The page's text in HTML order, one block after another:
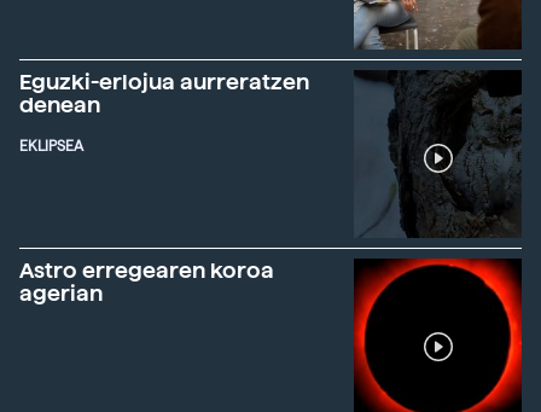
Eguzki-erlojua aurreratzen
denean
EKLIPSEA
Astro erregearen koroa
agerian